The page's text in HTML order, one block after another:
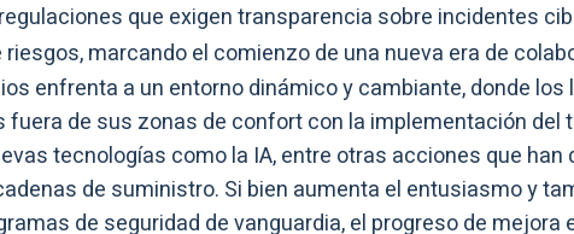
que exigen transparencia sobre incidentes
marcando el comienzo de una nueva era de
enfrenta a un entorno dinámico y cambiante, donde los
fuera de sus zonas de confort con la implementación del
tecnologías como la IA, entre otras acciones que han
de suministro. Si bien aumenta el entusiasmo y
de seguridad de vanguardia, el progreso de mejora